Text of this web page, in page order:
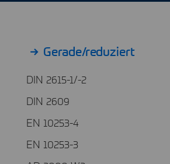
Gerade/reduziert
DIN 2615-1/-2
DIN 2609
EN 10253-4
EN 10253-3